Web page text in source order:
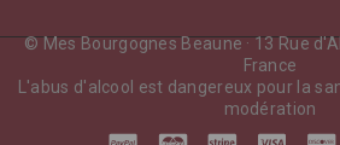
© Mes Bourgognes Beaune · 13 Rue
France
L'abus d'alcool est dangereux pour la
modération